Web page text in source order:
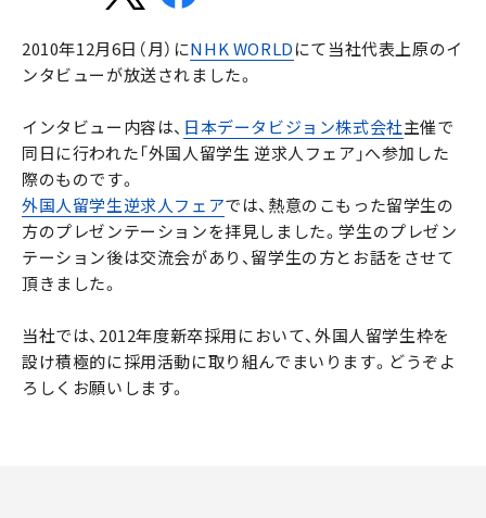
2010年12月6日（月）にNHK WORLDにて当社代表上原のイ
ンタビューが放送されました。
インタビュー内容は、 日本データビジョン株式会社主催で
同日に行われた「外国人留学生 逆求人フェア」へ参加した
際のものです。
外国人留学生逆求人フェアでは、熱意のこもった留学生の
方のプレゼンテーションを拝見しました。学生のプレゼン
テーション後は交流会があり、留学生の方とお話をさせて
頂きました。
当社では、2012年度新卒採用において、外国人留学生枠を
設け積極的に採用活動に取り組んでまいります。どうぞよ
ろしくお願いします。